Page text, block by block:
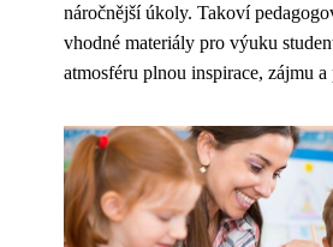
náročnější úkoly. Takoví
vhodné materiály pro výuku
atmosféru plnou inspirace, zájmu a